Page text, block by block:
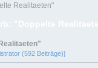
Realitaeten"
(592 Beiträge)]